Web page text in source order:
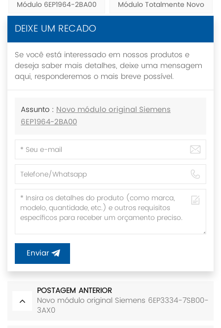
Módulo 6EP1964-2BA00
Módulo Totalmente Novo
DEIXE UM RECADO
Se você está interessado em nossos produtos e
deseja saber mais detalhes, deixe uma mensagem
aqui, responderemos o mais breve possível.
Assunto : Novo módulo original Siemens
6EP1964-2BA00
Enviar
POSTAGEM ANTERIOR
Novo módulo original Siemens 6EP3334-7SB00-
3AX0